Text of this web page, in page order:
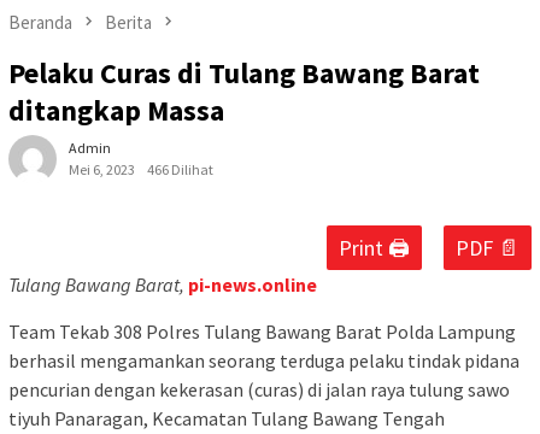
Beranda Berita
Pelaku Curas di Tulang Bawang Barat
ditangkap Massa
Admin
Mei 6, 2023
466 Dilihat
Print 🖨 PDF 📄
Tulang Bawang Barat, pi-news.online
Team Tekab 308 Polres Tulang Bawang Barat Polda Lampung
berhasil mengamankan seorang terduga pelaku tindak pidana
pencurian dengan kekerasan (curas) di jalan raya tulung sawo
tiyuh Panaragan, Kecamatan Tulang Bawang Tengah